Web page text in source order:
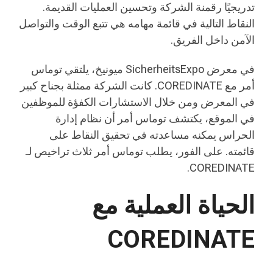
تدريجيًا رقمنة الشركة وتحسين العمليات القديمة.
النقاط التالية في قائمة مهامه هي تتبع الوقت والتواصل
الآمن داخل الفريق.
في معرض SicherheitsExpo ميونيخ، يلتقي توماس
أمر مع COREDINATE. كانت الشركة ممثلة بجناح كبير
في المعرض ومن خلال الاستشارات الكفؤة للموظفين
في الموقع، يكتشف توماس أمر أن نظام إدارة
الحراس يمكنه مساعدته في تحقيق النقاط على
قائمته. على الفور، يطلب توماس أمر ثلاث تراخيص لـ
COREDINATE.
الحياة العملية مع
COREDINATE